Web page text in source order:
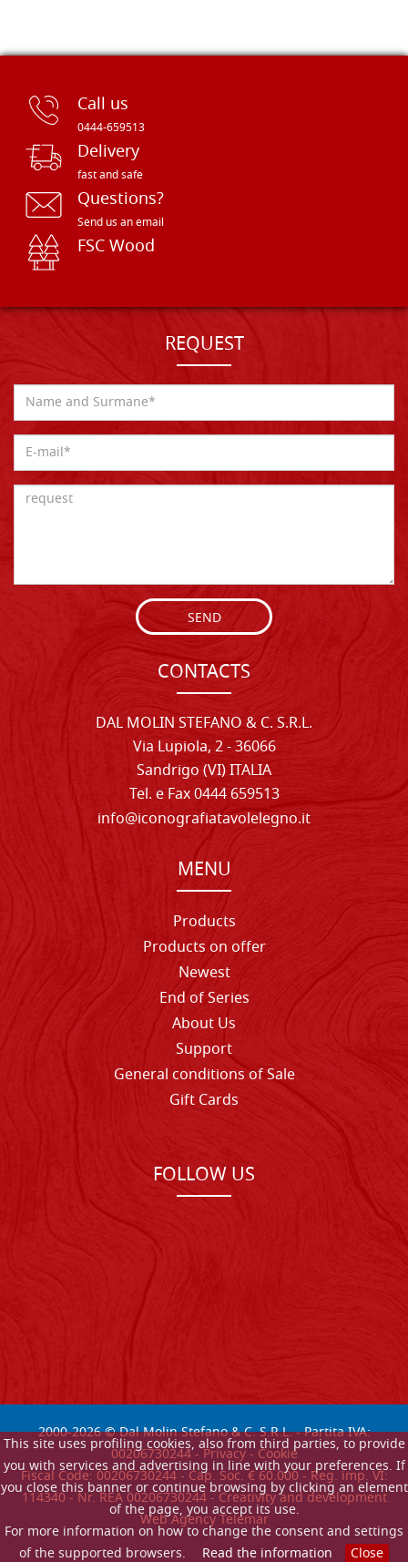
This site uses profiling cookies, also from third parties, to provide
you with services and advertising in line with your preferences. If
you close this banner or continue browsing by clicking an element
of the page, you accept its use.
For more information on how to change the consent and settings
of the supported browsers.
Read the information Close
Call us
0444-659513
Delivery
fast and safe
Questions?
Send us an email
FSC Wood
REQUEST
SEND
CONTACTS
DAL MOLIN STEFANO & C. S.R.L.
Via Lupiola, 2 - 36066
Sandrigo (VI) ITALIA
Tel. e Fax 0444 659513
info@iconografiatavolelegno.it
MENU
Products
Products on offer
Newest
End of Series
About Us
Support
General conditions of Sale
Gift Cards
FOLLOW US
2000-2026© Dal Molin Stefano & C. S.R.L. - Partita IVA:
00206730244 -Privacy-Cookie
Fiscal Code: 00206730244 - Cap. Soc. € 60.000 - Reg. imp. VI:
114340 - Nr. REA 00206730244 - Creativity and development
Web Agency Telemar